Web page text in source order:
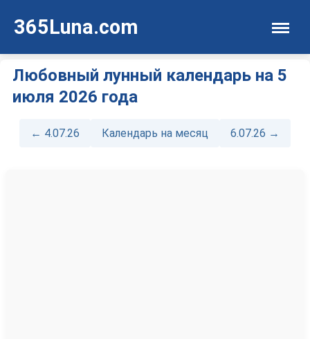
365Luna.com
Любовный лунный календарь на 5
июля 2026 года
← 4.07.26 Календарь на месяц 6.07.26 →